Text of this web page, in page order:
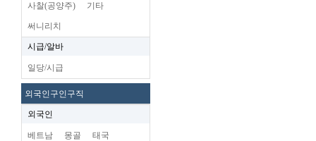
사찰(공양주) 기타
써니리치
시급/알바
일당/시급
외국인구인구직
외국인
베트남 몽골 태국